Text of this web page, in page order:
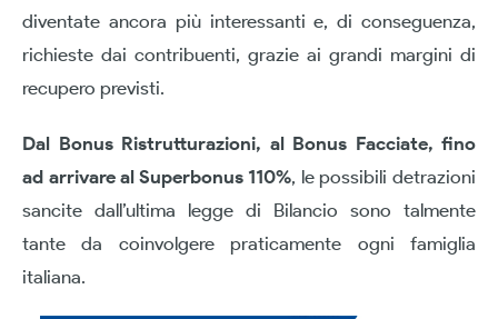
diventate ancora più interessanti e, di conseguenza,
richieste dai contribuenti, grazie ai grandi margini di
recupero previsti.
Dal Bonus Ristrutturazioni, al Bonus Facciate, fino
ad arrivare al Superbonus 110%, le possibili detrazioni
sancite dall’ultima legge di Bilancio sono talmente
tante da coinvolgere praticamente ogni famiglia
italiana.